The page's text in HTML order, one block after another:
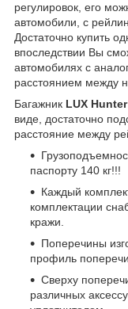
регулировок, его
автомобили, с
Достаточно купить
впоследствии Вы
автомобилях с
расстоянием между
Багажник LUX Hunter
виде, достаточно
расстояние между
паспорту 140 кг!!!
Каждый
комплектации
кражи.
Поперечины
профиль
Сверху
различных